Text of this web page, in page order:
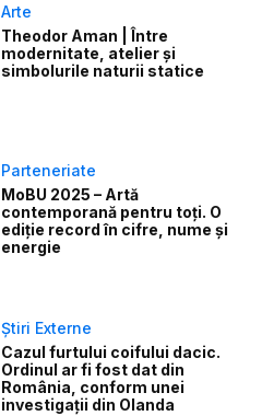
Arte
Theodor Aman | Între
modernitate, atelier și
simbolurile naturii statice
Parteneriate
MoBU 2025 – Artă
contemporană pentru toți. O
ediție record în cifre, nume și
energie
Știri Externe
Cazul furtului coifului dacic.
Ordinul ar fi fost dat din
România, conform unei
investigații din Olanda